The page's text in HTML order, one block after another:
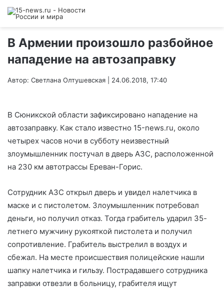
В Армении произошло разбойное
нападение на автозаправку
Автор: Светлана Олтушевская | 24.06.2018, 17:40
В Сюникской области зафиксировано нападение на
автозаправку. Как стало известно 15-news.ru, около
четырех часов ночи в субботу неизвестный
злоумышленник постучал в дверь АЗС, расположенной
на 230 км автотрассы Ереван-Горис.
Сотрудник АЗС открыл дверь и увидел налетчика в
маске и с пистолетом. Злоумышленник потребовал
деньги, но получил отказ. Тогда грабитель ударил 35-
летнего мужчину рукояткой пистолета и получил
сопротивление. Грабитель выстрелил в воздух и
сбежал. На месте происшествия полицейские нашли
шапку налетчика и гильзу. Пострадавшего сотрудника
заправки отвезли в больницу, грабителя ищут